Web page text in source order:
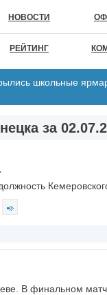
НОВОСТИ
РЕЙТИНГ
школьные
за
В финальном